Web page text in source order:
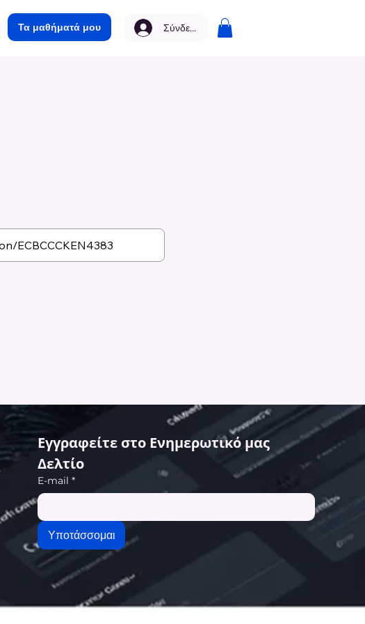
Τα μαθήματά μου Σύνδεση
Εγγραφείτε στο Ενημερωτικό μας
Δελτίο
E-mail *
Υποτάσσομαι